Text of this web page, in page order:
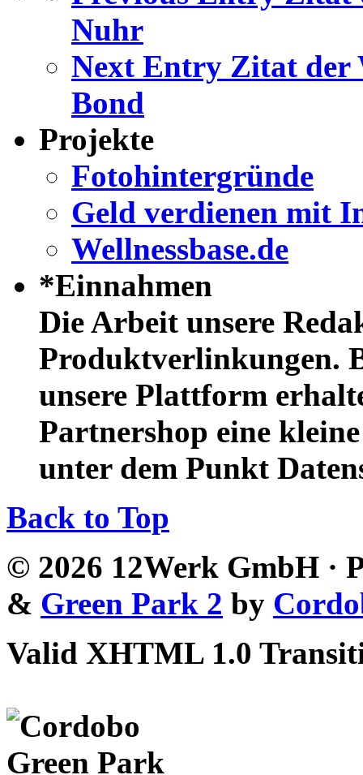
Nuhr
Next Entry Zitat der
Bond
Projekte
Fotohintergründe
Geld verdienen mit
Wellnessbase.de
*Einnahmen
Die Arbeit unsere
Produktverlinkungen.
unsere Plattform
Partnershop eine
unter dem Punkt
Back to Top
© 2026 12Werk GmbH ·
& Green Park 2 by
Valid XHTML 1.0